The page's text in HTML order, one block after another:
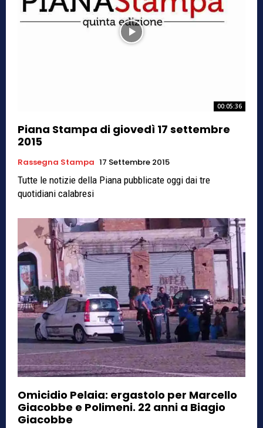
00:05:36
Piana Stampa di giovedì 17 settembre
2015
Rassegna Stampa 17 Settembre 2015
Tutte le notizie della Piana pubblicate oggi dai tre
quotidiani calabresi
Omicidio Pelaia: ergastolo per Marcello
Giacobbe e Polimeni. 22 anni a Biagio
Giacobbe